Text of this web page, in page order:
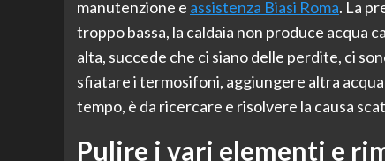
manutenzione e assistenza Biasi Roma. La
troppo bassa, la caldaia non produce acqua
alta, succede che ci siano delle perdite, ci
sfiatare i termosifoni, aggiungere altra
tempo, è da ricercare e risolvere la causa
Pulire i vari elementi e